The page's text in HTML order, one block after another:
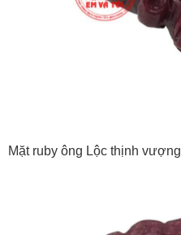
Mặt ruby ông Lộc thịnh vượng